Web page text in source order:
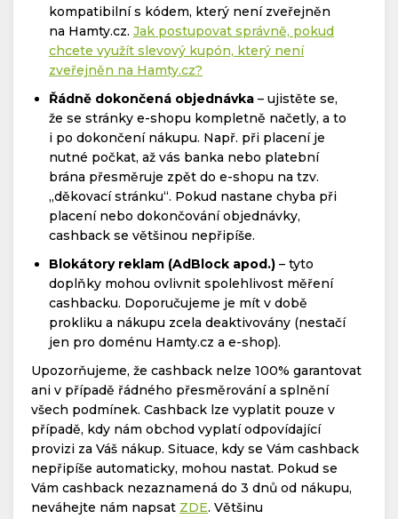
kompatibilní s kódem, který není zveřejněn
na Hamty.cz. Jak postupovat správně, pokud
chcete využít slevový kupón, který není
zveřejněn na Hamty.cz?
Řádně dokončená objednávka – ujistěte se,
že se stránky e-shopu kompletně načetly, a to
i po dokončení nákupu. Např. při placení je
nutné počkat, až vás banka nebo platební
brána přesměruje zpět do e-shopu na tzv.
„děkovací stránku“. Pokud nastane chyba při
placení nebo dokončování objednávky,
cashback se většinou nepřipíše.
Blokátory reklam (AdBlock apod.) – tyto
doplňky mohou ovlivnit spolehlivost měření
cashbacku. Doporučujeme je mít v době
prokliku a nákupu zcela deaktivovány (nestačí
jen pro doménu Hamty.cz a e-shop).
Upozorňujeme, že cashback nelze 100% garantovat
ani v případě řádného přesměrování a splnění
všech podmínek. Cashback lze vyplatit pouze v
případě, kdy nám obchod vyplatí odpovídající
provizi za Váš nákup. Situace, kdy se Vám cashback
nepřipíše automaticky, mohou nastat. Pokud se
Vám cashback nezaznamená do 3 dnů od nákupu,
neváhejte nám napsat ZDE. Většinu